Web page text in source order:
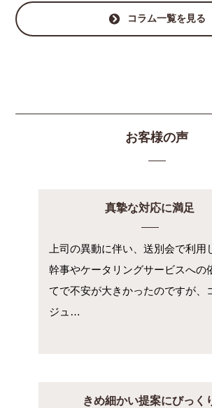
コラム一覧を見る
お客様の声
真摯な対応に満足
上司の異動に伴い、送別会で利用
幹事やケータリングサービスへの
てで不安が大きかったのですが、
ジュ…
きめ細かい提案にびっく